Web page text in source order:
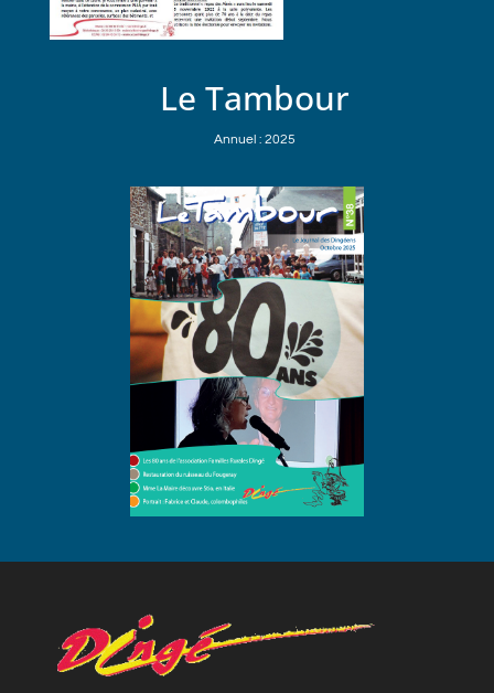
Le Tambour
Annuel : 2025